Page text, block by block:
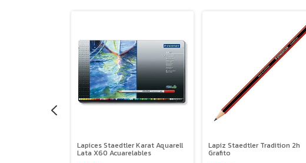
Lapices Staedtler Karat Aquarell
Lata X60 Acuarelables
Lapiz Staedtler Tradition 2h
Grafito